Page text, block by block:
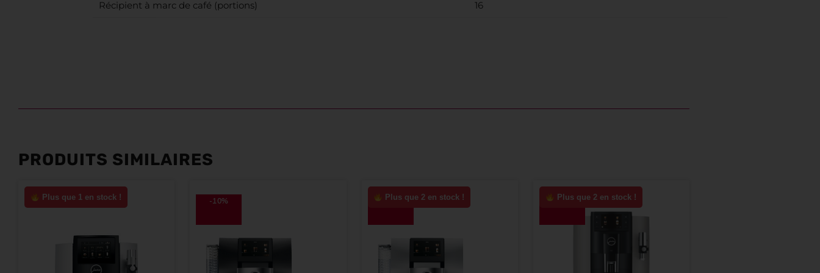
Récipient à marc de café (portions) 16
PRODUITS SIMILAIRES
Plus que 1 en stock ! -10% Plus que 2 en stock !
-10% Plus que 2 en stock !
-10%